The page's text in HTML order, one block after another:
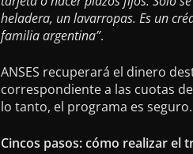
heladera, un lavarropas. Es un
familia argentina”.
ANSES recuperará el dinero
correspondiente a las cuotas
lo tanto, el programa es seguro.
Cincos pasos: cómo realizar el